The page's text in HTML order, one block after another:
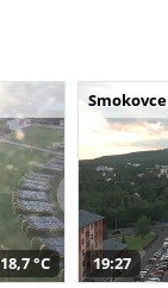
18,7 °C 19:27